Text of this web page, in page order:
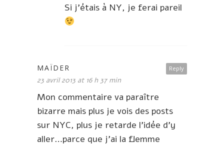
Si j’étais à NY, je ferai pareil
Reply
MAÏDER
23 avril 2013 at 16 h 37 min
Mon commentaire va paraître
bizarre mais plus je vois des posts
sur NYC, plus je retarde l’idée d’y
aller…parce que j’ai la flemme